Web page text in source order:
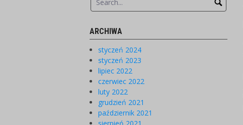
ARCHIWA
styczeń 2024
styczeń 2023
lipiec 2022
czerwiec 2022
luty 2022
grudzień 2021
październik 2021
sierpień 2021